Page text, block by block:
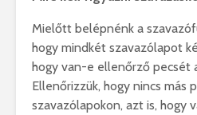
Mielőtt belépnénk a
hogy mindkét szavazólapot
hogy van-e ellenőrző pecsét
Ellenőrizzük, hogy nincs más
szavazólapokon, azt is, hogy